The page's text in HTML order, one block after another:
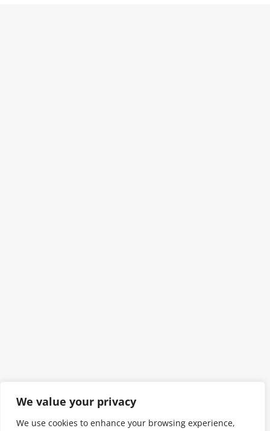
We value your privacy
We use cookies to enhance your browsing experience,